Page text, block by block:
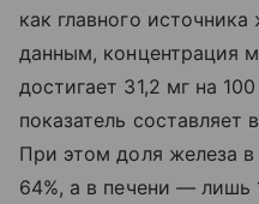
как главного
данным, концентрация
достигает 31,2 мг на
показатель составляет
При этом доля железа в
64%, а в печени — лишь